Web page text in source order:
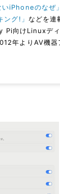
いiPhoneのなぜ」
ング!」 などを連
Pi向けLinuxデ
年よりAV機器